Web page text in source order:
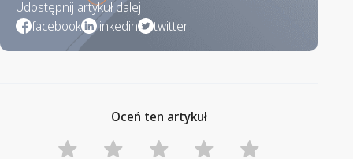
Udostępnij artykuł dalej
facebook
linkedin twitter
Oceń ten artykuł